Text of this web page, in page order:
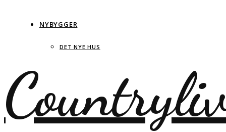
NYBYGGER
DET NYE HUS